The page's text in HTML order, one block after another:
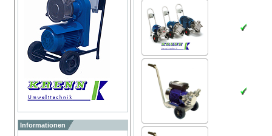
Informationen